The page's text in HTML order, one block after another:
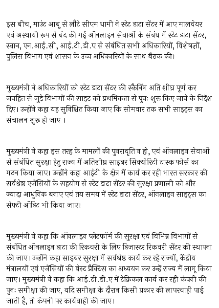
इस बीच, माउंट आबू से लौटे सीएम धामी ने स्टेट डाटा सेंटर में आए मालवेयर
एवं अस्थायी रूप से बंद की गई ऑनलाइन सेवाओं के संबंध में स्टेट डाटा सेंटर,
स्वान, एन.आई.सी, आई.टी.डी.ए से संबंधित सभी अधिकारियों, विशेषज्ञों,
पुलिस विभाग एवं शासन के उच्च अधिकारियों के साथ बैठक की।
मुख्यमंत्री ने अधिकारियों को स्टेट डाटा सेंटर की स्कैनिंग अति शीघ्र पूर्ण कर
जनहित से जुड़े विभागों की साइट को प्रथमिकता से पुनः शुरू किए जाने के निर्देश
दिए। उन्होंने कहा यह सुनिश्चित किया जाए कि सोमवार तक सभी साइट्स का
संचालन शुरू हो जाए ।
मुख्यमंत्री ने कहा इस तरह के मामलों की पुनरावृति न हो, एवं ऑनलाइन सेवाओं
से संबंधित सुरक्षा हेतु राज्य में अतिशीघ्र साइबर सिक्योरिटी टास्क फोर्स का
गठन किया जाए। उन्होंने कहा आईटी के क्षेत्र में कार्य कर रही भारत सरकार की
सर्वश्रेष्ठ एजेंसियों के सहयोग से स्टेट डाटा सेंटर की सुरक्षा प्रणाली को और
ज्यादा आधुनिक बनाए एवं तय समय में स्टेट डाटा सेंटर, ऑनलाइन साइट्स का
सेफ्टी ऑडिट भी किया जाए।
मुख्यमंत्री ने कहा कि ऑनलाइन प्लेटफॉर्म की सुरक्षा एवं विभिन्न विभागों से
संबंधित ऑनलाइन डाटा की रिकवरी के लिए डिजास्टर रिकवरी सेंटर की स्थापना
की जाए। उन्होंने कहा साइबर सुरक्षा में सर्वश्रेष्ठ कार्य कर रहे राज्यों, केंद्रीय
मंत्रालयों एवं एजेंसियों की बेस्ट प्रैक्टिस का अध्ययन कर उन्हें राज्य में लागू किया
जाए। मुख्यमंत्री ने कहा कि आई.टी.डी.ए में टेक्निकल कार्य कर रही कंपनी की
पुनः समीक्षा की जाए, यदि समीक्षा के दौरान किसी प्रकार की लापरवाही पाई
जाती है, तो कंपनी पर कार्यवाही की जाए।